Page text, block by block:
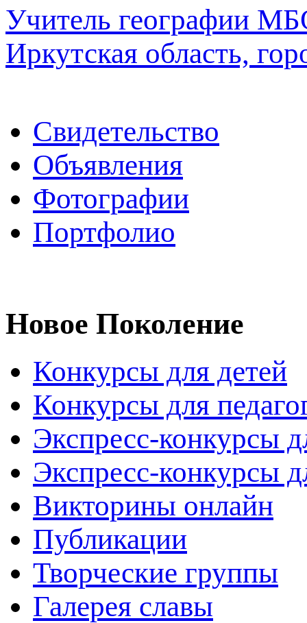
Учитель географии
Иркутская область,
Свидетельство
Объявления
Фотографии
Портфолио
Новое Поколение
Конкурсы для детей
Конкурсы для
Экспресс-конкурсы
Экспресс-конкурсы
Викторины онлайн
Публикации
Творческие группы
Галерея славы